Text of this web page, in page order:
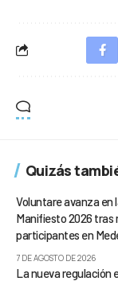
Quizás
Voluntare avanza en
Manifiesto 2026 tras
participantes en
7 DE AGOSTO DE 2026
La nueva regulación